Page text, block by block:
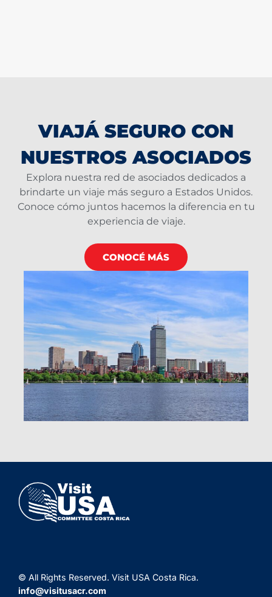
VIAJÁ SEGURO CON
NUESTROS ASOCIADOS
Explora nuestra red de asociados dedicados a
brindarte un viaje más seguro a Estados Unidos.
Conoce cómo juntos hacemos la diferencia en tu
experiencia de viaje.
CONOCÉ MÁS
© All Rights Reserved. Visit USA Costa Rica.
info@visitusacr.com